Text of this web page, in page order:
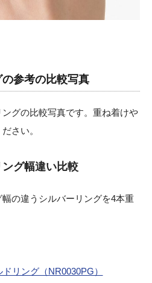
参考の比較写真
グの比較写真です。重ね着けや
さい。
グ幅違い比較
の違うシルバーリングを4本重
リング（NR0030PG）